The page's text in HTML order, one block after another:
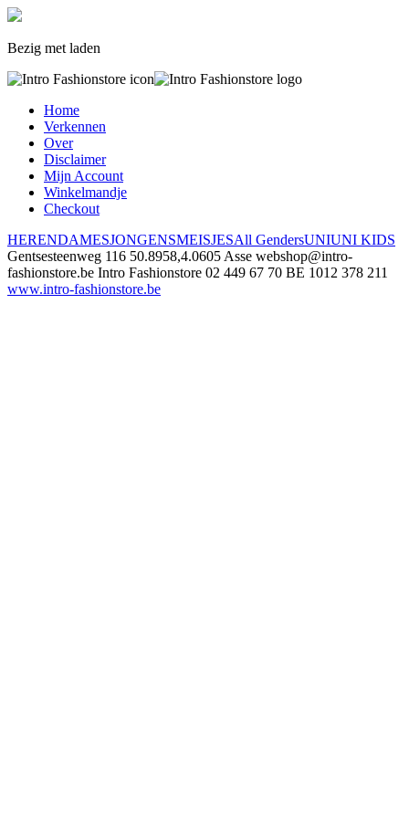
Bezig met laden
Home
Verkennen
Over
Disclaimer
Mijn Account
Winkelmandje
Checkout
HERENDAMESJONGENSMEISJESAll GendersUNIUNI KIDS
Gentsesteenweg 116 50.8958,4.0605 Asse webshop@intro-
fashionstore.be Intro Fashionstore 02 449 67 70 BE 1012 378 211
www.intro-fashionstore.be